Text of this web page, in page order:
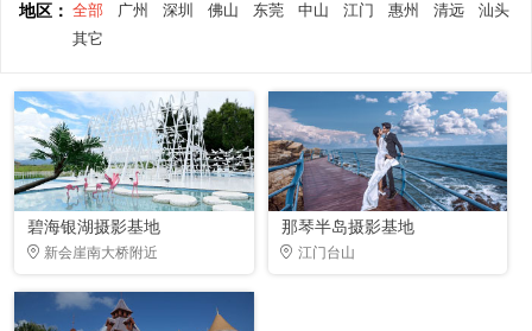
地区： 全部 广州 深圳 佛山 东莞 中山 江门 惠州 清远
汕头
其它
碧海银湖摄影基地
新会崖南大桥附近
那琴半岛摄影基地
江门台山